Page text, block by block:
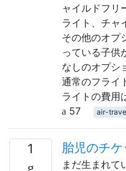
ャイルドフリ
ライト、チャ
その他のオプ
っている子供
なしのオプシ
通常のフライ
ライトの費用
57
air-
1 胎児のチ
まだ生まれて